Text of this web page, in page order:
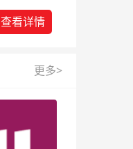
查看详情
更多>